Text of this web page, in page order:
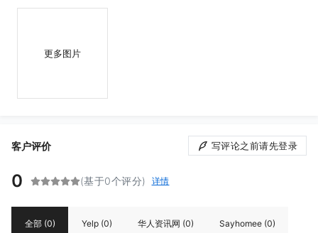
更多图片
客户评价 写评论之前请先登录
0 (基于0个评分) 详情
全部 (0) Yelp (0) 华人资讯网 (0) Sayhomee (0)